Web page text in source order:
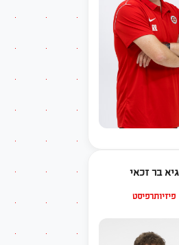
גיא בר זכאי
פיזיותרפיסט